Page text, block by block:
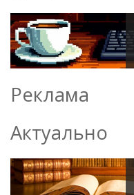
Реклама
Актуально